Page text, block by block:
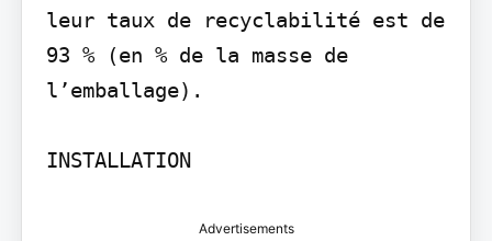
leur taux de recyclabilité est de
93 % (en % de la masse de
l’emballage).
INSTALLATION
Advertisements